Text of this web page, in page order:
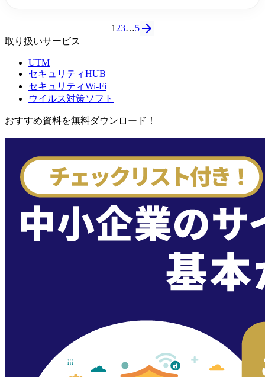
123…5 arrow_forward
取り扱いサービス
UTM
セキュリティHUB
セキュリティWi-Fi
ウイルス対策ソフト
おすすめ資料を無料ダウンロード！